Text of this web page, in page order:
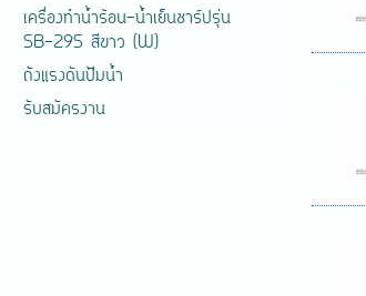
เครื่องทำน้ำร้อน-น้ำเย็นชาร์ปรุ่น
SB-29S สีขาว (W)
ถังแรงดันปัีมน้ำ
รับสมัครงาน